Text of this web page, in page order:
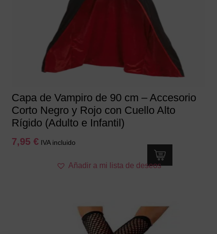
Capa de Vampiro de 90 cm – Accesorio
Corto Negro y Rojo con Cuello Alto
Rígido (Adulto e Infantil)
7,95 € IVA incluido
Añadir a mi lista de deseos